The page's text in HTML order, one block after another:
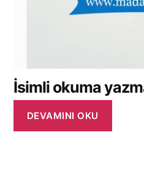
İsimli okuma
DEVAMINI OKU